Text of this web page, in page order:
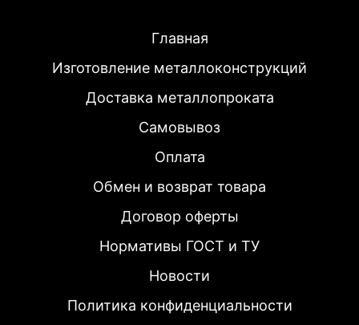
Главная
Изготовление металлоконструкций
Доставка металлопроката
Самовывоз
Оплата
Обмен и возврат товара
Договор оферты
Нормативы ГОСТ и ТУ
Новости
Политика конфиденциальности